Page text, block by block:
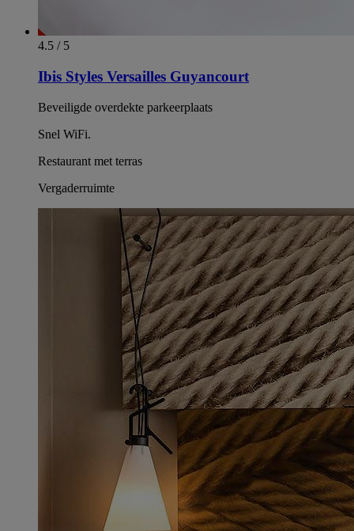
4.5 / 5
Ibis Styles Versailles Guyancourt
Beveiligde overdekte parkeerplaats
Snel WiFi.
Restaurant met terras
Vergaderruimte